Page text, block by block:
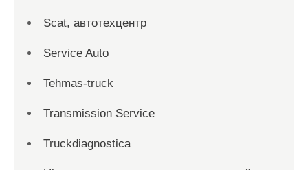
Scat, автотехцентр
Service Auto
Tehmas-truck
Transmission Service
Truckdiagnostica